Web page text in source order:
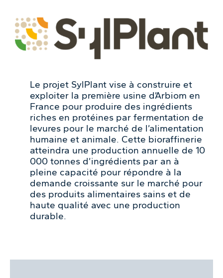
Le projet SylPlant vise à construire et
exploiter la première usine d’Arbiom en
France pour produire des ingrédients
riches en protéines par fermentation de
levures pour le marché de l’alimentation
humaine et animale. Cette bioraffinerie
atteindra une production annuelle de 10
000 tonnes d’ingrédients par an à
pleine capacité pour répondre à la
demande croissante sur le marché pour
des produits alimentaires sains et de
haute qualité avec une production
durable.